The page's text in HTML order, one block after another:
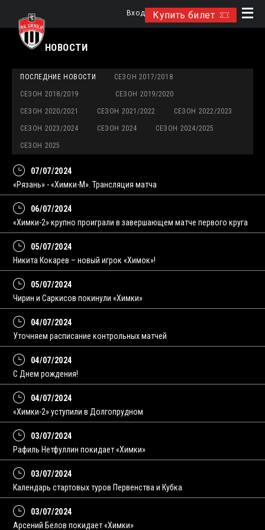
Купить билет
Вход
НОВОСТИ
ПОСЛЕДНИЕ НОВОСТИ СЕЗОН 2017/2018
СЕЗОН 2018/2019 СЕЗОН 2019/2020
СЕЗОН 2020/2021 СЕЗОН 2021/2022 СЕЗОН 2022/2023
СЕЗОН 2023/2024 СЕЗОН 2024 СЕЗОН 2024/2025
СЕЗОН 2025
07/07/2024
«Рязань» - «Химки-М». Трансляция матча
06/07/2024
«Химки-2» крупно проиграли в завершающем матче первого круга
05/07/2024
Никита Кокарев – новый игрок «Химок»!
05/07/2024
Чирин и Саркисов покинули «Химки»
04/07/2024
Уточняем расписание контрольных матчей
04/07/2024
С Днем рождения!
04/07/2024
«Химки-2» уступили в Долгопрудном
03/07/2024
Рафиль Нетфуллин покидает «Химки»
03/07/2024
Календарь стартовых туров Первенства и Кубка
03/07/2024
Арсений Белов покидает «Химки»